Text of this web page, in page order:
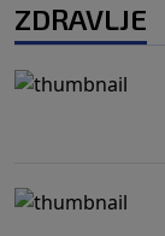
ZDRAVLJE